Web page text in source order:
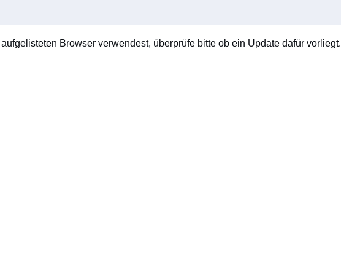
Browser verwendest, überprüfe bitte ob ein Update dafür vorliegt.